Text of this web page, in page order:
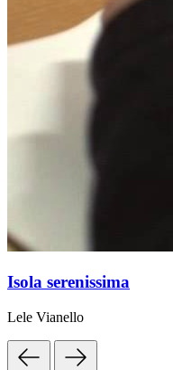
Isola serenissima
Lele Vianello